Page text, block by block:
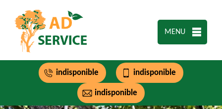
MENU
indisponible indisponible
indisponible